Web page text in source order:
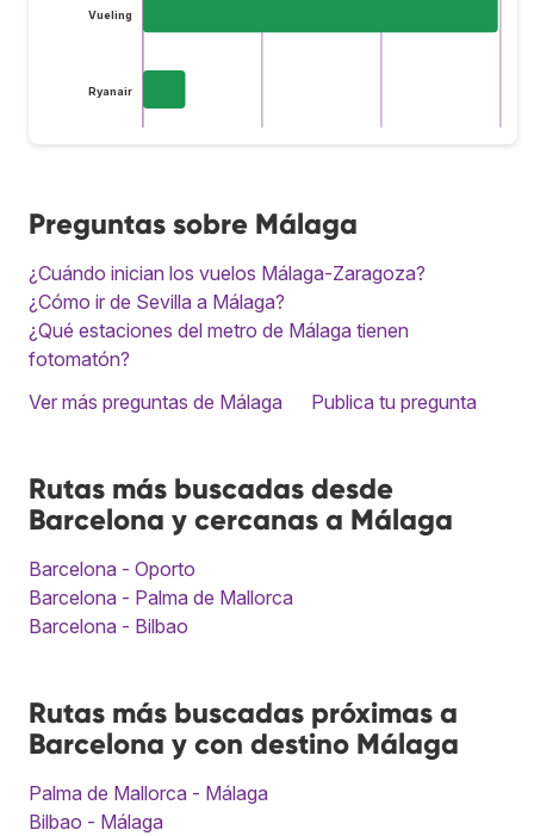
Vueling
Ryanair
Preguntas sobre Málaga
¿Cuándo inician los vuelos Málaga-Zaragoza?
¿Cómo ir de Sevilla a Málaga?
¿Qué estaciones del metro de Málaga tienen
fotomatón?
Ver más preguntas de Málaga
Publica tu pregunta
Rutas más buscadas desde
Barcelona y cercanas a Málaga
Barcelona - Oporto
Barcelona - Palma de Mallorca
Barcelona - Bilbao
Rutas más buscadas próximas a
Barcelona y con destino Málaga
Palma de Mallorca - Málaga
Bilbao - Málaga